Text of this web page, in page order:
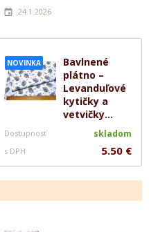
NOVINKA
Bavlnené
plátno –
Levanduľové
kytičky a
vetvičky...
Dostupnosť skladom
s DPH 5.50 €
24.1.2026